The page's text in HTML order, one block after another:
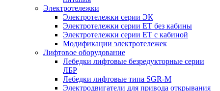
Электротележки
Электротележки серии ЭК
Электротележки серии ЕТ без кабины
Электротележки серии ЕТ с кабиной
Модификации электротележек
Лифтовое оборудование
Лебедки лифтовые безредукторные серии
ЛБР
Лебедки лифтовые типа SGR-M
Электродвигатели для привода открывания